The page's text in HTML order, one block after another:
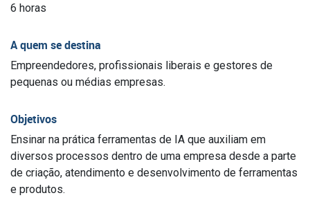
6 horas
A quem se destina
Empreendedores, profissionais liberais e gestores de
pequenas ou médias empresas.
Objetivos
Ensinar na prática ferramentas de IA que auxiliam em
diversos processos dentro de uma empresa desde a parte
de criação, atendimento e desenvolvimento de ferramentas
e produtos.